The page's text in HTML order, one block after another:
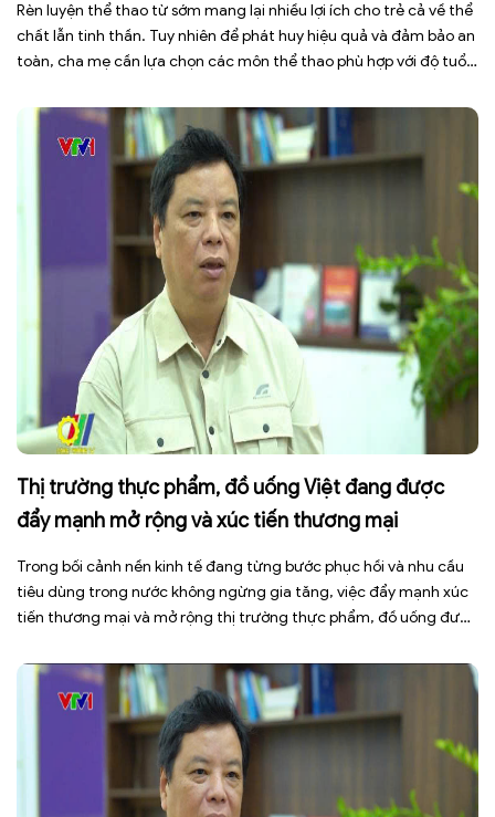
Rèn luyện thể thao từ sớm mang lại nhiều lợi ích cho trẻ cả về thể
chất lẫn tinh thần. Tuy nhiên để phát huy hiệu quả và đảm bảo an
toàn, cha mẹ cần lựa chọn các môn thể thao phù hợp với độ tuổi,
Thị trường thực phẩm, đồ uống Việt đang được
đẩy mạnh mở rộng và xúc tiến thương mại
Trong bối cảnh nền kinh tế đang từng bước phục hồi và nhu cầu
tiêu dùng trong nước không ngừng gia tăng, việc đẩy mạnh xúc
tiến thương mại và mở rộng thị trường thực phẩm, đồ uống được
lực cạnh tranh, gia […]